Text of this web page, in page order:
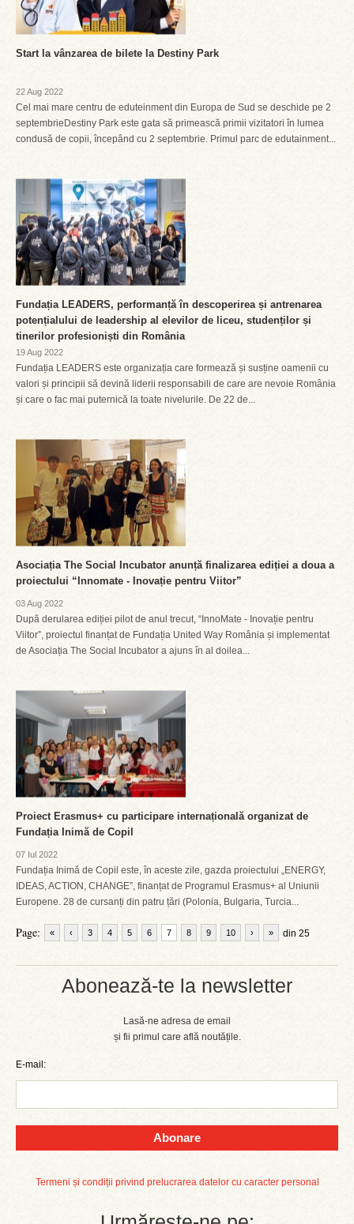
Abonează-te la newsletter
Lasă-ne adresa de email
și fii primul care află noutățile.
E-mail:
Abonare
Termeni și condiții privind prelucrarea datelor cu caracter personal
Start la vânzarea de bilete la Destiny Park
22 Aug 2022
Cel mai mare centru de eduteinment din Europa de Sud se deschide pe 2
septembrieDestiny Park este gata să primească primii vizitatori în lumea
condusă de copii, începând cu 2 septembrie. Primul parc de edutainment...
Fundația LEADERS, performanță în descoperirea și antrenarea
potențialului de leadership al elevilor de liceu, studenților și
tinerilor profesioniști din România
19 Aug 2022
Fundația LEADERS este organizația care formează și susține oamenii cu
valori și principii să devină liderii responsabili de care are nevoie România
și care o fac mai puternică la toate nivelurile. De 22 de...
Asociația The Social Incubator anunță finalizarea ediției a doua a
proiectului “Innomate - Inovație pentru Viitor”
03 Aug 2022
După derularea ediției pilot de anul trecut, “InnoMate - Inovație pentru
Viitor”, proiectul finanțat de Fundația United Way România și implementat
de Asociația The Social Incubator a ajuns în al doilea...
Proiect Erasmus+ cu participare internațională organizat de
Fundația Inimă de Copil
07 Iul 2022
Fundația Inimă de Copil este, în aceste zile, gazda proiectului „ENERGY,
IDEAS, ACTION, CHANGE”, finanțat de Programul Erasmus+ al Uniunii
Europene. 28 de cursanți din patru țări (Polonia, Bulgaria, Turcia...
Page: « ‹ 3 4 5 6 7 8 9 10 din 25
› »